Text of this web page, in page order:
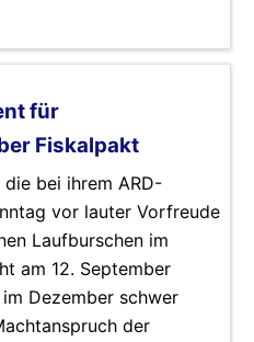
für
Fiskalpakt
bei ihrem ARD-
vor lauter Vorfreude
Laufburschen im
am 12. September
Dezember schwer
der